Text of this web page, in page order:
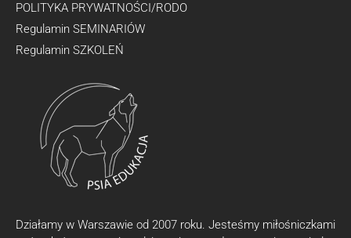
POLITYKA PRYWATNOŚCI/RODO
Regulamin SEMINARIÓW
Regulamin SZKOLEŃ
Działamy w Warszawie od 2007 roku. Jesteśmy miłośniczkami